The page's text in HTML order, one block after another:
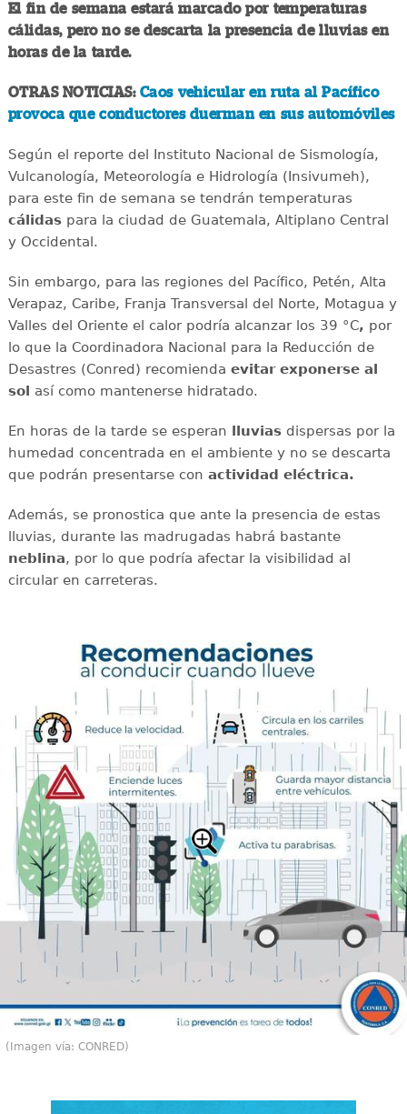
El fin de semana estará marcado por temperaturas
cálidas, pero no se descarta la presencia de lluvias en
horas de la tarde.
OTRAS NOTICIAS:Caos vehicular en ruta al Pacífico
provoca que conductores duerman en sus automóviles
Según el reporte del Instituto Nacional de Sismología,
Vulcanología, Meteorología e Hidrología (Insivumeh),
para este fin de semana se tendrán temperaturas
cálidaspara la ciudad de Guatemala, Altiplano Central
y Occidental.
Sin embargo, para las regiones del Pacífico, Petén, Alta
Verapaz, Caribe, Franja Transversal del Norte, Motagua y
Valles del Oriente el calor podría alcanzar los 39 °C, por
lo que la Coordinadora Nacional para la Reducción de
Desastres (Conred) recomienda evitar exponerse al
sol así como mantenerse hidratado.
En horas de la tarde se esperan lluviasdispersas por la
humedad concentrada en el ambiente y no se descarta
que podrán presentarse con actividad eléctrica.
Además, se pronostica que ante la presencia de estas
lluvias, durante las madrugadas habrá bastante
neblina, por lo que podría afectar la visibilidad al
circular en carreteras.
(Imagen vía: CONRED)